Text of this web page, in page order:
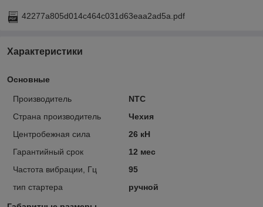
42277a805d014c464c031d63eaa2ad5a.pdf
Характеристики
Основные
Производитель
NTC
Страна производитель
Чехия
Центробежная сила
26 кН
Гарантийный срок
12 мес
Частота вибрации, Гц
95
тип стартера
ручной